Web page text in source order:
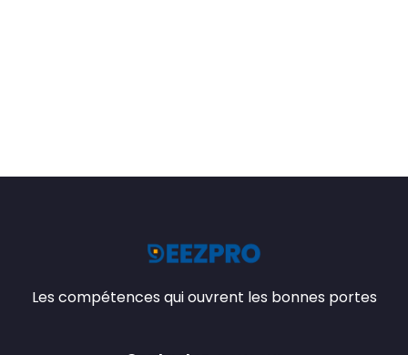
Les compétences qui ouvrent les bonnes portes